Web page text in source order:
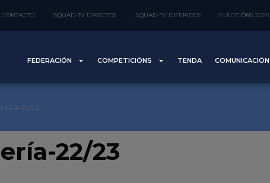
CONTACTO ISQUAD-TV DIRECTOS ISQUAD-TV DIFERIDOS ELECCIÓNS 2026
FEDERACIÓN COMPETICIÓNS TENDA COMUNICACIÓN
22/23
22/23